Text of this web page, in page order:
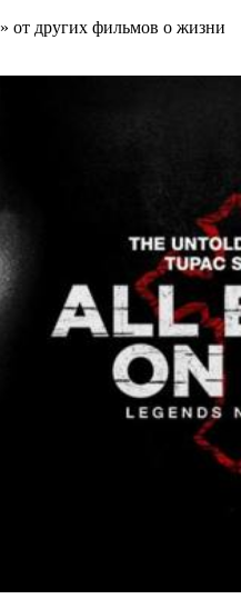
от других фильмов о жизни